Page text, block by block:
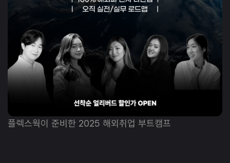
플렉스웍이 준비한 2025 해외취업 부트캠프